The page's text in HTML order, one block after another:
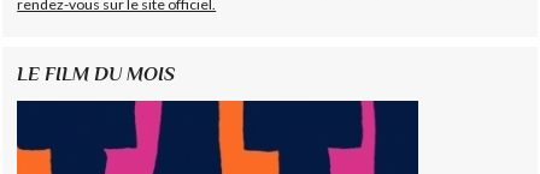
rendez-vous sur le site officiel.
LE FILM DU MOIS